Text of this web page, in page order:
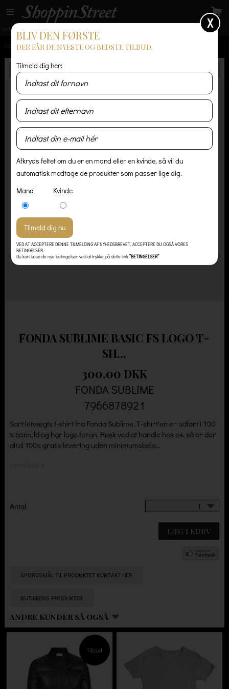
GRATIS LEVERING
FORSIDE / HERRE / T-SHIRT OG POLO / FONDA SUBLIME BASIC FS LOGO T-SHIRT SORT
FONDA SUBLIME BASIC FS LOGO T-
SH...
300.00 DKK
FONDA SUBLIME
7966878921
Sort letvægts t-shirt fra Fonda Sublime. T-shirt'en er udført i 100
% bomuld og har logo foran. Husk ved at handle hos os, så er der
altid 100% gratis levering uden minimumsbelø...
Antal 1
LÆG I KURV
SPØRGSMÅL TIL PRODUKTET KONTAKT HER
BUTIKKENS PRODUKTER
ANDRE KUNDER SÅ OGSÅ
Tilbud
X
BLIV DEN FØRSTE
DER FÅR DE NYESTE OG BEDSTE TILBUD.
Tilmeld dig her:
Afkryds feltet om du er en mand eller en kvinde, så vil du
automatisk modtage de produkter som passer lige dig.
Mand
Kvinde
VED AT ACCEPTERE DENNE TILMELDING AF NYHEDSBREVET, ACCEPTERE DU OGSÅ VORES
BETINGELSER.
Du kan læse de nye betingelser ved at trykke på dette link”BETINGELSER”